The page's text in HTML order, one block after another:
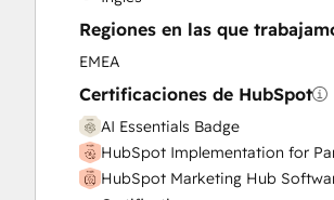
Regiones en las que
EMEA
Certificaciones de HubSpot
AI Essentials Badge
HubSpot Implementation for
HubSpot Marketing Hub